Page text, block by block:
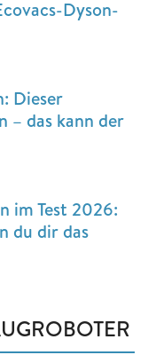
Dyson-
Dieser
– das kann der
im Test 2026:
du dir das